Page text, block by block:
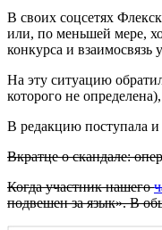
В своих соцсетях
или, по меньшей мере,
конкурса и взаимосвязь
На эту ситуацию
которого не
В редакцию поступала и
Вкратце о скандале:
Когда участник нашего
подвешен за язык». В